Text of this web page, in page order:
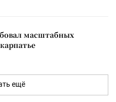
масштабных
ещё